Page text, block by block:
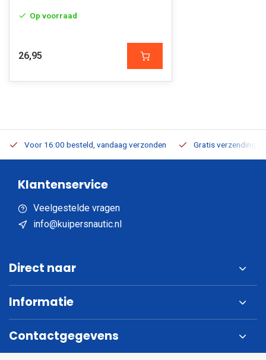
Op voorraad
26,95
Voor 16:00 besteld, vandaag verzonden Gratis verzending
Klantenservice
Veelgestelde vragen
info@kuipersnautic.nl
Direct naar
Informatie
Contactgegevens